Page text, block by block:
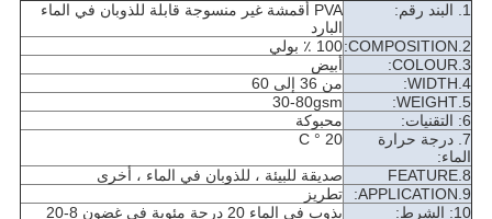
1. البند رقم:
PVA أقمشة غير منسوجة قابلة للذوبان في الماء
البارد
2.COMPOSITION:
100 ٪ بولي
3.COLOUR:
أبيض
4.WIDTH:
من 36 إلى 60
5.WEIGHT:
30-80gsm
6: التقنيات:
محبوكة
7. درجة حرارة
الماء:
20 ° C
8.FEATURE
صديقة للبيئة ، للذوبان في الماء ، أخرى
9.APPLICATION:
تطريز
10: الشرط:
يذوب في الماء 20 درجة مئوية في غضون 8-20